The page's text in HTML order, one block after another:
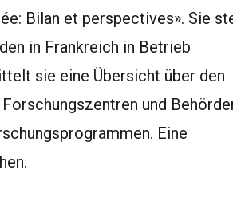
Bilan et perspectives». Sie
in Frankreich in Betrieb
sie eine Übersicht über den
und
Eine